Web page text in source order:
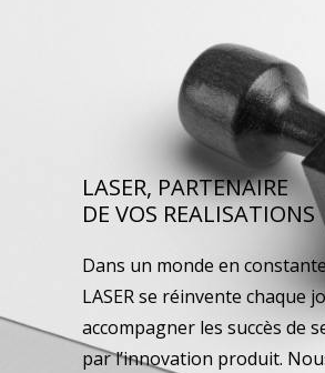
LASER, PARTENAIRE
DE VOS REALISATIONS
Dans un monde en
LASER se réinvente chaque
accompagner les succès de
par l’innovation produit.